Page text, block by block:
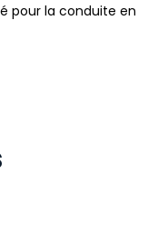
pour la conduite en